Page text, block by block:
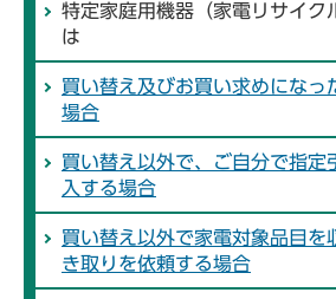
特定家庭用機器（家電リサイク
は
買い替え及びお買い求めになっ
場合
買い替え以外で、ご自分で指定
入する場合
買い替え以外で家電対象品目を
き取りを依頼する場合